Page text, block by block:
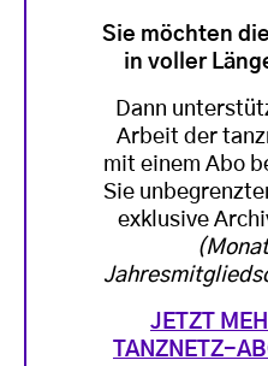
Sie möchten
in voller
Dann
Arbeit der
mit einem Abo
Sie
exklusive
JETZT
TANZNETZ-